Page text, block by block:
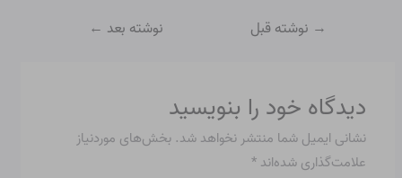
→ نوشته قبل نوشته بعد ←
دیدگاه‌ خود را بنویسید
نشانی ایمیل شما منتشر نخواهد شد. بخش‌های موردنیاز
علامت‌گذاری شده‌اند*